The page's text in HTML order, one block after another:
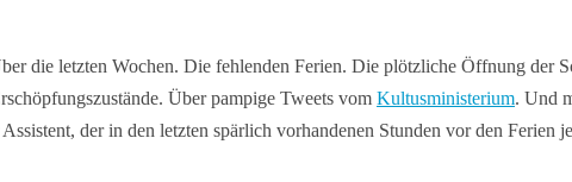
die letzten Wochen. Die fehlenden Ferien. Die plötzliche Öffnung der
Über pampige Tweets vom Kultusministerium. Und
der in den letzten spärlich vorhandenen Stunden vor den Ferien